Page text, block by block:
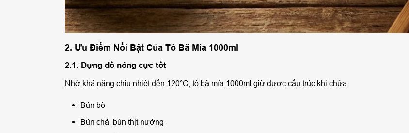
2. Ưu Điểm Nổi Bật Của Tô Bã Mía 1000ml
2.1. Đựng đồ nóng cực tốt
Nhờ khả năng chịu nhiệt đến 120°C, tô bã mía 1000ml giữ được cấu trúc khi chứa:
Bún bò
Bún chả, bún thịt nướng